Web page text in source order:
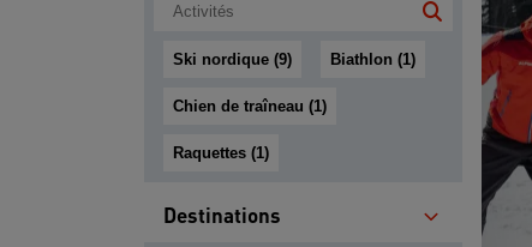
Ski nordique (9) Biathlon (1)
Chien de traîneau (1)
Raquettes (1)
Destinations